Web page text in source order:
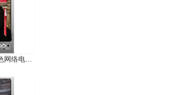
2026年3月24日中国有色网络电视新闻